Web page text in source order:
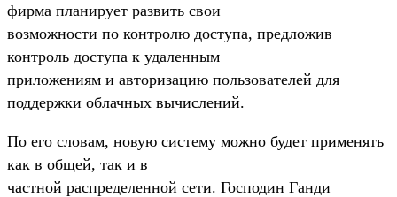
фирма планирует развить свои
возможности по контролю доступа, предложив
контроль доступа к удаленным
приложениям и авторизацию пользователей для
поддержки облачных вычислений.
По его словам, новую систему можно будет применять
как в общей, так и в
частной распределенной сети. Господин Ганди